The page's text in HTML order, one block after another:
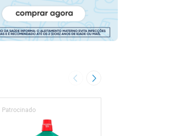
Imagem Anterior
Próxima Imagem
Patrocinado